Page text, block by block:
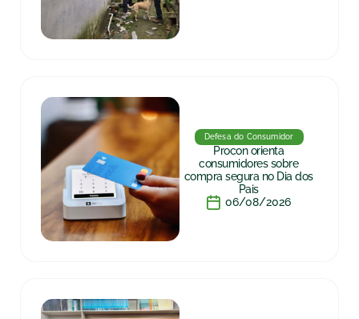
Defesa do Consumidor
Procon orienta
consumidores sobre
compra segura no Dia dos
Pais
06/08/2026